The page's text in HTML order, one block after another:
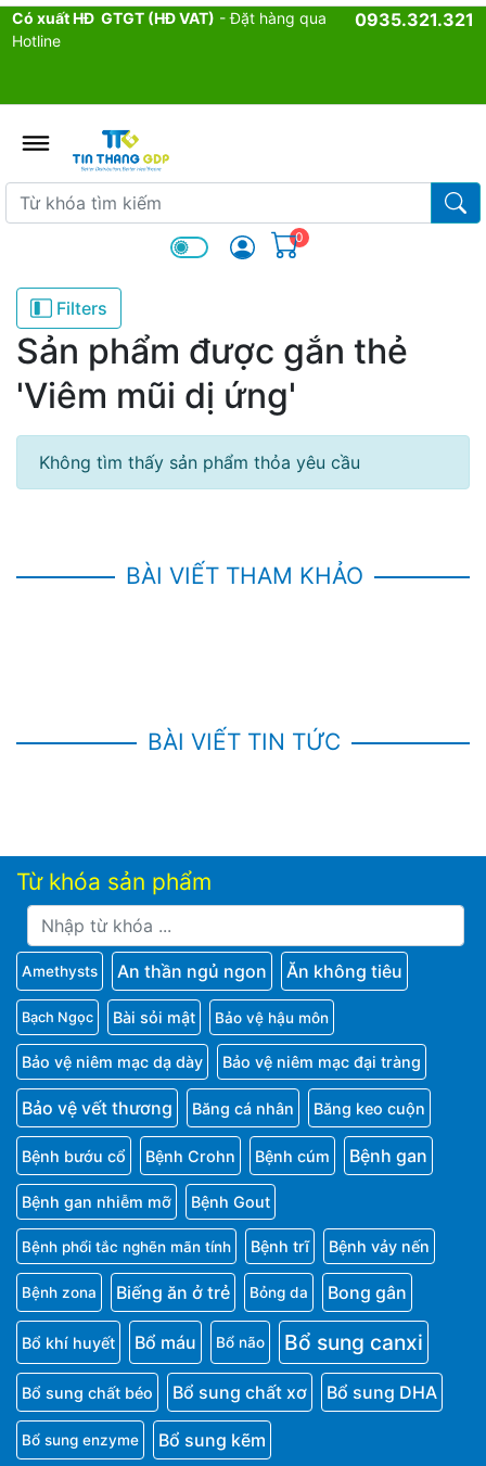
Có xuất HĐ GTGT (HĐ VAT) - Đặt hàng qua
Hotline
0935.321.321
Từ khóa tìm kiếm
Từ
0
Filters
Sản phẩm được gắn thẻ
'Viêm mũi dị ứng'
Không tìm thấy sản phẩm thỏa yêu cầu
BÀI VIẾT THAM KHẢO
BÀI VIẾT TIN TỨC
Từ khóa sản phẩm
Amethysts An thần ngủ ngon Ăn không tiêu
Bạch Ngọc Bài sỏi mật Bảo vệ hậu môn
Bảo vệ niêm mạc dạ dày Bảo vệ niêm mạc đại tràng
Bảo vệ vết thương Băng cá nhân Băng keo cuộn
Bệnh bướu cổ Bệnh Crohn Bệnh cúm Bệnh gan
Bệnh gan nhiễm mỡ Bệnh Gout
Bệnh phổi tắc nghẽn mãn tính Bệnh trĩ Bệnh vảy nến
Bệnh zona Biếng ăn ở trẻ Bỏng da Bong gân
Bổ khí huyết Bổ máu Bổ não Bổ sung canxi
Bổ sung chất béo Bổ sung chất xơ Bổ sung DHA
Bổ sung enzyme Bổ sung kẽm